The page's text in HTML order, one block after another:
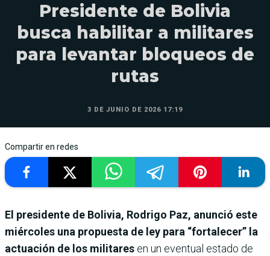
Presidente de Bolivia
busca habilitar a militares
para levantar bloqueos de
rutas
3 DE JUNIO DE 2026 17:19
Compartir en redes
El presidente de Bolivia, Rodrigo Paz, anunció este
miércoles una propuesta de ley para “fortalecer” la
actuación de los militares en un eventual estado de